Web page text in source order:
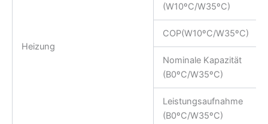
Heizung
(W10ºC/W35ºC)
COP(W10ºC/W35ºC)
Nominale Kapazität
(B0ºC/W35ºC)
Leistungsaufnahme
(B0ºC/W35ºC)